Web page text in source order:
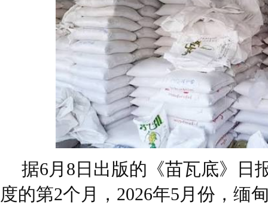
据6月8日出版的《苗瓦底》日
度的第2个月，2026年5月份，缅